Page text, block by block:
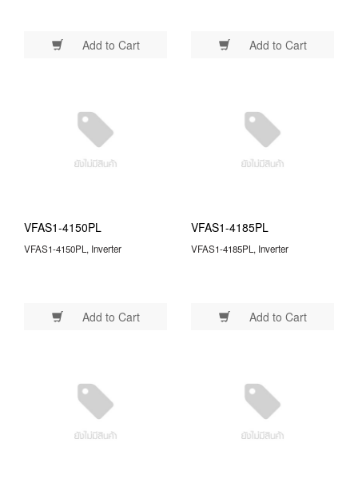
Add to Cart Add to Cart
VFAS1-4150PL
VFAS1-4150PL, Inverter
Add to Cart
VFAS1-4185PL
VFAS1-4185PL, Inverter
Add to Cart